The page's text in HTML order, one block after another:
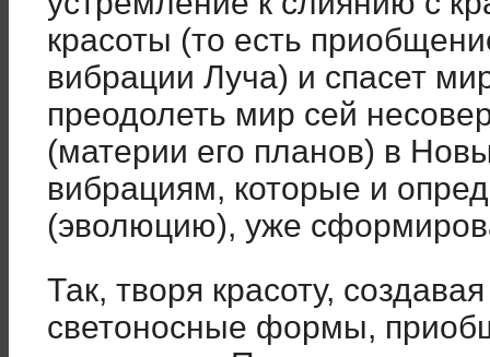
красоты (то есть
вибрации Луча) и спасет
преодолеть мир сей
(материи его планов) в
вибрациям, которые и
(эволюцию), уже
Так, творя красоту,
светоносные формы,